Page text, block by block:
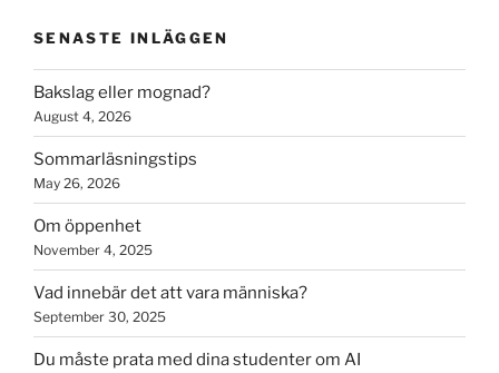
SENASTE INLÄGGEN
Bakslag eller mognad?
August 4, 2026
Sommarläsningstips
May 26, 2026
Om öppenhet
November 4, 2025
Vad innebär det att vara människa?
September 30, 2025
Du måste prata med dina studenter om AI